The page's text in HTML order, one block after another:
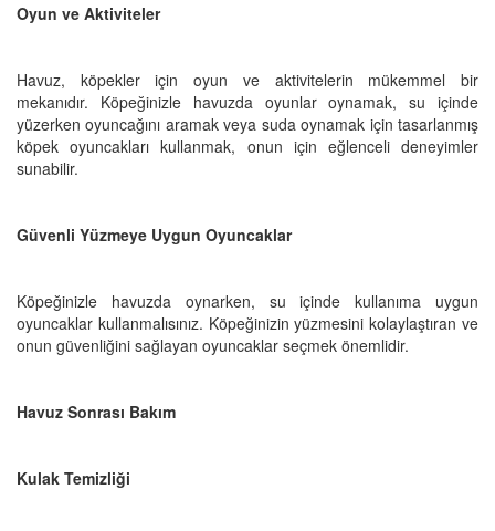
Oyun ve Aktiviteler
Havuz, köpekler için oyun ve aktivitelerin mükemmel bir
mekanıdır. Köpeğinizle havuzda oyunlar oynamak, su içinde
yüzerken oyuncağını aramak veya suda oynamak için tasarlanmış
köpek oyuncakları kullanmak, onun için eğlenceli deneyimler
sunabilir.
Güvenli Yüzmeye Uygun Oyuncaklar
Köpeğinizle havuzda oynarken, su içinde kullanıma uygun
oyuncaklar kullanmalısınız. Köpeğinizin yüzmesini kolaylaştıran ve
onun güvenliğini sağlayan oyuncaklar seçmek önemlidir.
Havuz Sonrası Bakım
Kulak Temizliği